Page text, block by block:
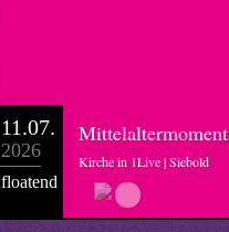
11.07.
2026
floatend
Mittelaltermoment
Kirche in 1Live | Siebold